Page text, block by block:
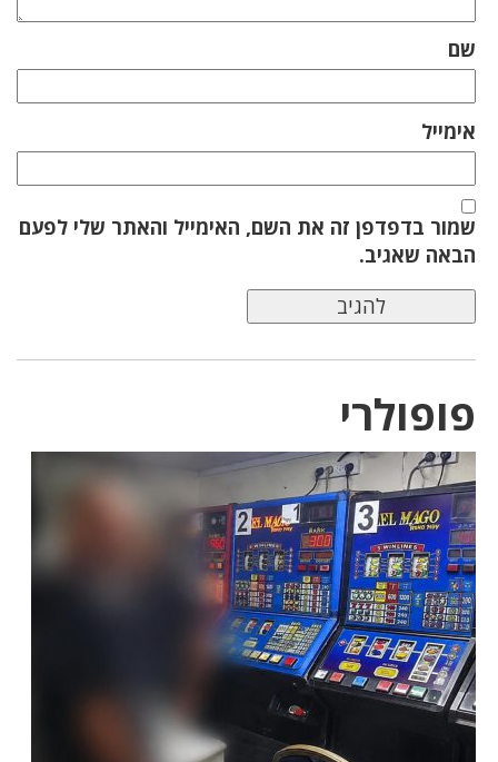
שם
אימייל
שמור בדפדפן זה את השם, האימייל והאתר שלי לפעם
הבאה שאגיב.
פופולרי